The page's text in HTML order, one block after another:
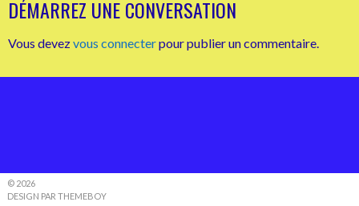
ARTICLES
DÉMARREZ UNE CONVERSATION
Vous devezvous connecterpour publier un commentaire.
© 2026
DESIGN PAR THEMEBOY